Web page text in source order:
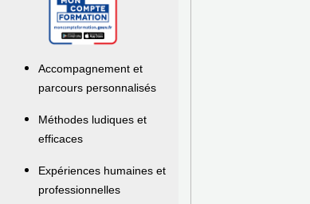
Accompagnement et
parcours personnalisés
Méthodes ludiques et
efficaces
Expériences humaines et
professionnelles